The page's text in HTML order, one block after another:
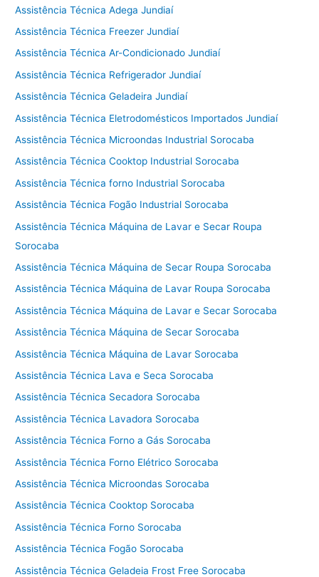
Assistência Técnica Adega Jundiaí
Assistência Técnica Freezer Jundiaí
Assistência Técnica Ar-Condicionado Jundiaí
Assistência Técnica Refrigerador Jundiaí
Assistência Técnica Geladeira Jundiaí
Assistência Técnica Eletrodomésticos Importados Jundiaí
Assistência Técnica Microondas Industrial Sorocaba
Assistência Técnica Cooktop Industrial Sorocaba
Assistência Técnica forno Industrial Sorocaba
Assistência Técnica Fogão Industrial Sorocaba
Assistência Técnica Máquina de Lavar e Secar Roupa
Sorocaba
Assistência Técnica Máquina de Secar Roupa Sorocaba
Assistência Técnica Máquina de Lavar Roupa Sorocaba
Assistência Técnica Máquina de Lavar e Secar Sorocaba
Assistência Técnica Máquina de Secar Sorocaba
Assistência Técnica Máquina de Lavar Sorocaba
Assistência Técnica Lava e Seca Sorocaba
Assistência Técnica Secadora Sorocaba
Assistência Técnica Lavadora Sorocaba
Assistência Técnica Forno a Gás Sorocaba
Assistência Técnica Forno Elétrico Sorocaba
Assistência Técnica Microondas Sorocaba
Assistência Técnica Cooktop Sorocaba
Assistência Técnica Forno Sorocaba
Assistência Técnica Fogão Sorocaba
Assistência Técnica Geladeia Frost Free Sorocaba